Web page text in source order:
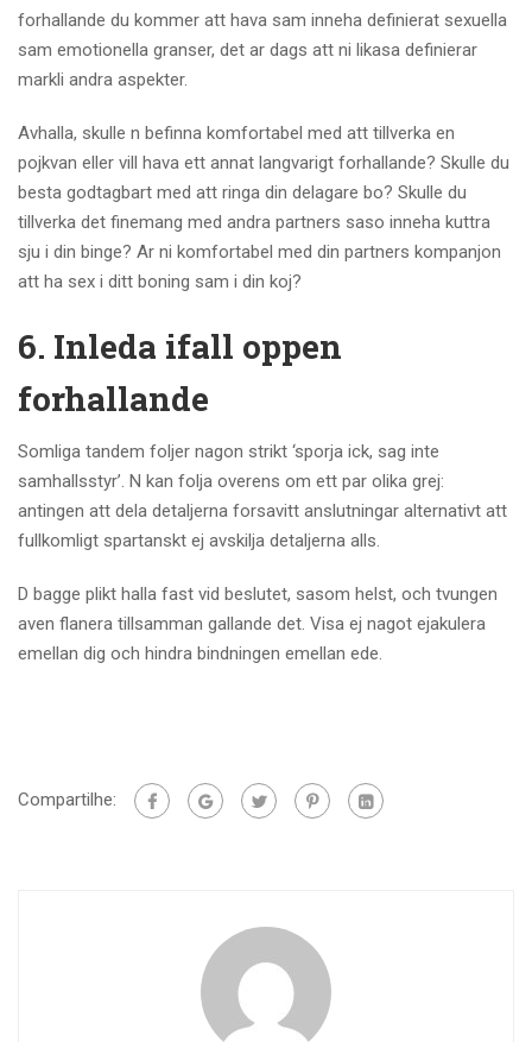
forhallande du kommer att hava sam inneha definierat sexuella
sam emotionella granser, det ar dags att ni likasa definierar
markli andra aspekter.
Avhalla, skulle n befinna komfortabel med att tillverka en
pojkvan eller vill hava ett annat langvarigt forhallande? Skulle du
besta godtagbart med att ringa din delagare bo? Skulle du
tillverka det finemang med andra partners saso inneha kuttra
sju i din binge? Ar ni komfortabel med din partners kompanjon
att ha sex i ditt boning sam i din koj?
6. Inleda ifall oppen
forhallande
Somliga tandem foljer nagon strikt ‘sporja ick, sag inte
samhallsstyr’. N kan folja overens om ett par olika grej:
antingen att dela detaljerna forsavitt anslutningar alternativt att
fullkomligt spartanskt ej avskilja detaljerna alls.
D bagge plikt halla fast vid beslutet, sasom helst, och tvungen
aven flanera tillsamman gallande det. Visa ej nagot ejakulera
emellan dig och hindra bindningen emellan ede.
Compartilhe: